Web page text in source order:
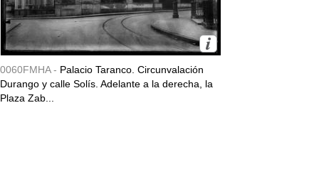
0060FMHA - Palacio Taranco. Circunvalación
Durango y calle Solís. Adelante a la derecha, la
Plaza Zab...